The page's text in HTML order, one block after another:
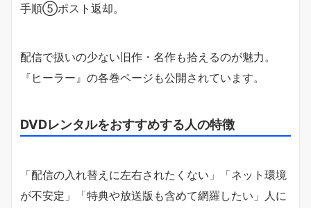
手順⑤ポスト返却。
配信で扱いの少ない旧作・名作も拾えるのが魅力。
『ヒーラー』の各巻ページも公開されています。
DVDレンタルをおすすめする人の特徴
「配信の入れ替えに左右されたくない」「ネット環境
が不安定」「特典や放送版も含めて網羅したい」人に